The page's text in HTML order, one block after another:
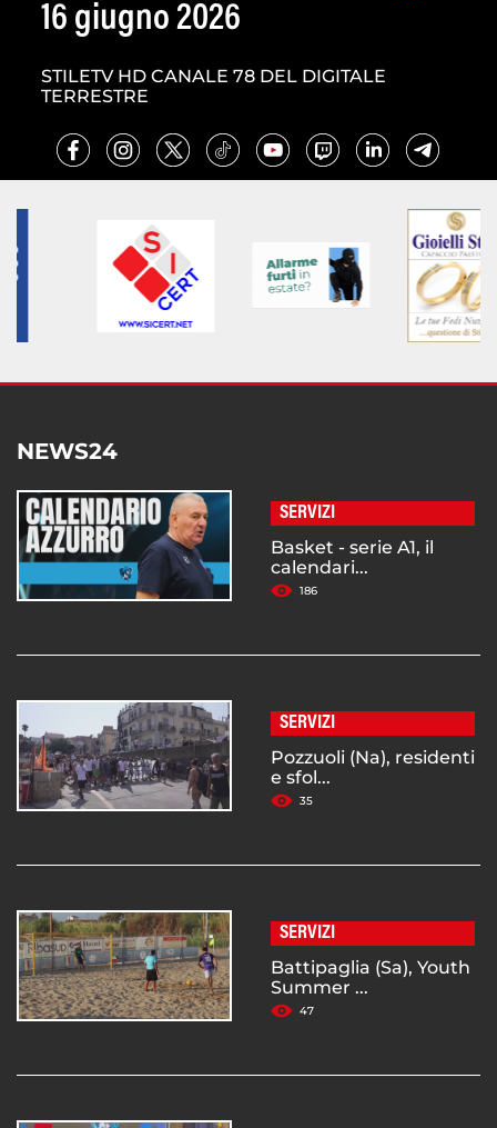
16 giugno 2026
STILETV HD CANALE 78 DEL DIGITALE
TERRESTRE
NEWS24
SERVIZI
Basket - serie A1, il
calendari...
186
SERVIZI
Pozzuoli (Na), residenti
e sfol...
35
SERVIZI
Battipaglia (Sa), Youth
Summer ...
47